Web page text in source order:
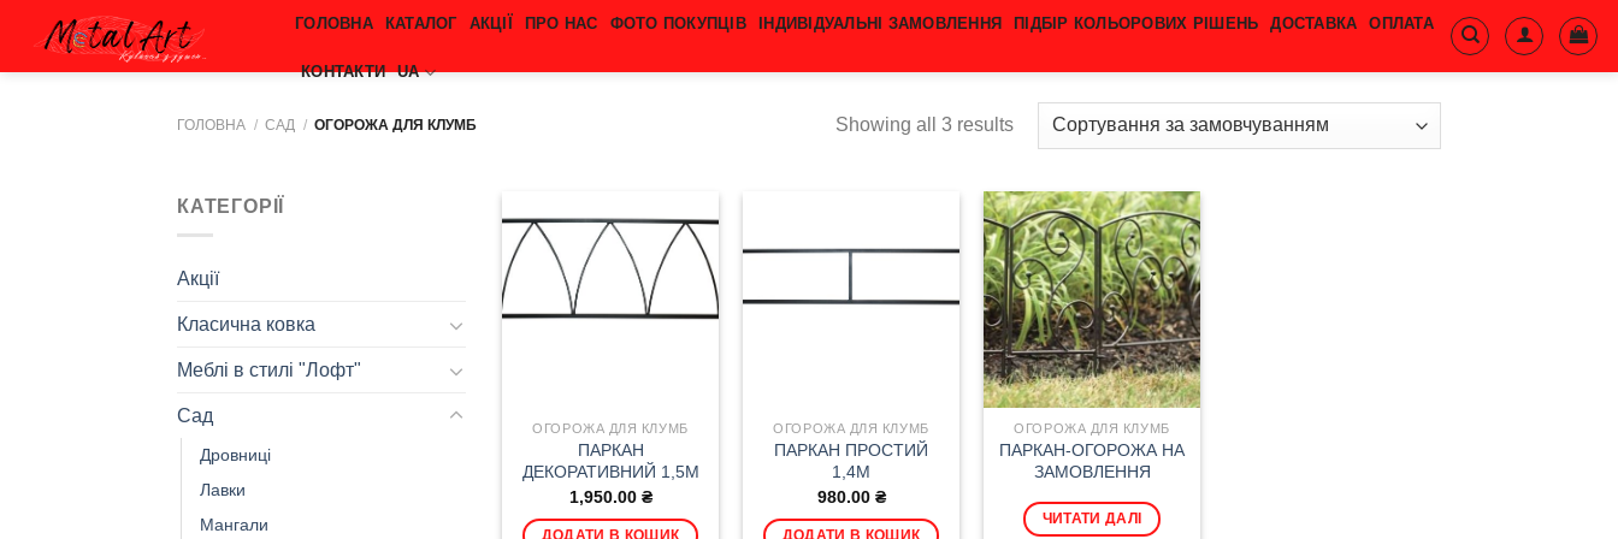
content
ГОЛОВНА КАТАЛОГ АКЦІЇ ПРО НАС ФОТО ПОКУПЦІВ ІНДИВІДУАЛЬНІ ЗАМОВЛЕННЯ ПІДБІР КОЛЬОРОВИХ РІШЕНЬ ДОСТАВКА ОПЛАТА
КОНТАКТИ UA
ГОЛОВНА / САД / ОГОРОЖА ДЛЯ КЛУМБ Showing all 3 results
КАТЕГОРІЇ
Акції
Класична ковка
Меблі в стилі "Лофт"
Сад
Дровниці
Лавки
Мангали
ОГОРОЖА ДЛЯ КЛУМБ
ПАРКАН
ДЕКОРАТИВНИЙ 1,5М
1,950.00 ₴
ДОДАТИ В КОШИК
ОГОРОЖА ДЛЯ КЛУМБ
ПАРКАН ПРОСТИЙ
1,4М
980.00 ₴
ДОДАТИ В КОШИК
ОГОРОЖА ДЛЯ КЛУМБ
ПАРКАН-ОГОРОЖА НА
ЗАМОВЛЕННЯ
ЧИТАТИ ДАЛІ